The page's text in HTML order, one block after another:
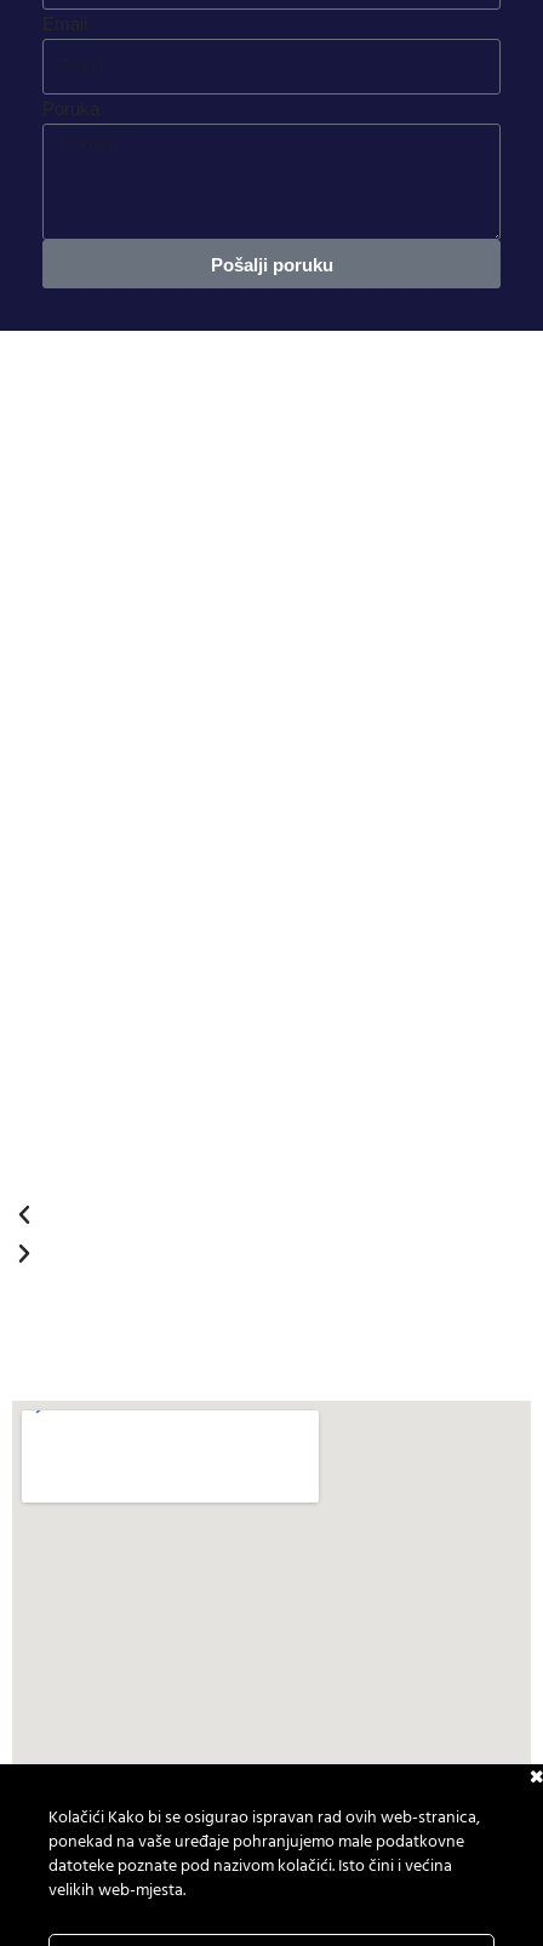
Email
Poruka
Pošalji poruku
Musala 7, 71000 Sarajevo, BiH
Kolačići Kako bi se osigurao ispravan rad ovih web-stranica,
ponekad na vaše uređaje pohranjujemo male podatkovne
datoteke poznate pod nazivom kolačići. Isto čini i većina
velikih web-mjesta.